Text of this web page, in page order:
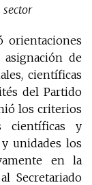
orientaciones
de
científicas
del Partido
los criterios
científicas y
unidades los
en la
Secretariado